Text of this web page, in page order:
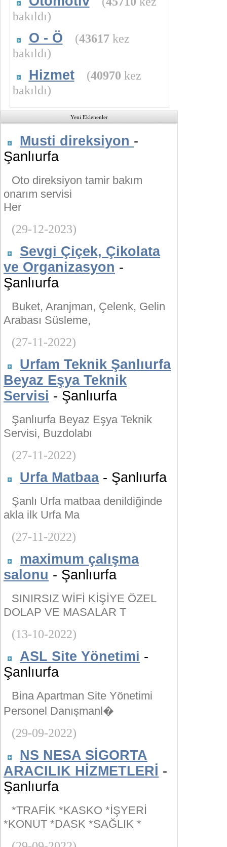
bakıldı)
O - Ö (43617kez
bakıldı)
Hizmet (40970 kez
bakıldı)
Yeni Eklenenler
Musti direksiyon -
Şanlıurfa
Oto direksiyon tamir bakım
onarım servisi
Her
(29-12-2023)
Sevgi Çiçek, Çikolata
ve Organizasyon -
Şanlıurfa
Buket, Aranjman, Çelenk, Gelin
Arabası Süsleme,
(27-11-2022)
Urfam Teknik Şanlıurfa
Beyaz Eşya Teknik
Servisi - Şanlıurfa
Şanlıurfa Beyaz Eşya Teknik
Servisi, Buzdolabı
(27-11-2022)
Urfa Matbaa- Şanlıurfa
Şanlı Urfa matbaa denildiğinde
akla ilk Urfa Ma
(27-11-2022)
maximum çalışma
salonu - Şanlıurfa
SINIRSIZ WİFİ KİŞİYE ÖZEL
DOLAP VE MASALAR T
(13-10-2022)
ASL Site Yönetimi -
Şanlıurfa
Bina Apartman Site Yönetimi
Personel Danışmanl�
(29-09-2022)
NS NESA SİGORTA
ARACILIK HİZMETLERİ -
Şanlıurfa
*TRAFİK *KASKO *İŞYERİ
*KONUT *DASK *SAĞLIK *